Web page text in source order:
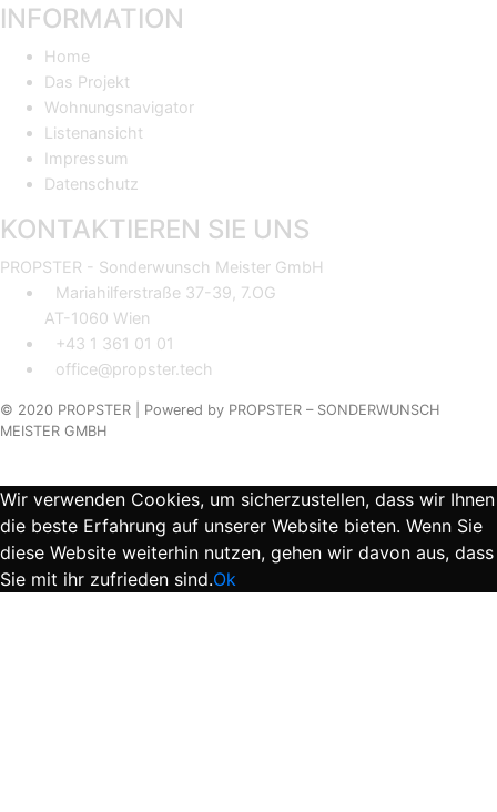
INFORMATION
Home
Das Projekt
Wohnungsnavigator
Listenansicht
Impressum
Datenschutz
KONTAKTIEREN SIE UNS
PROPSTER - Sonderwunsch Meister GmbH
Mariahilferstraße 37-39, 7.OG
AT-1060 Wien
+43 1 361 01 01
office@propster.tech
© 2020 PROPSTER | Powered by PROPSTER – SONDERWUNSCH
MEISTER GMBH
Wir verwenden Cookies, um sicherzustellen, dass wir Ihnen
die beste Erfahrung auf unserer Website bieten. Wenn Sie
diese Website weiterhin nutzen, gehen wir davon aus, dass
Sie mit ihr zufrieden sind.Ok